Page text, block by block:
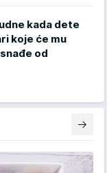
kada dete
koje će mu
od